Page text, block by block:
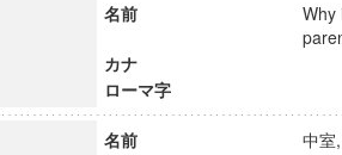
名前
Why
カナ
ローマ字
名前
中